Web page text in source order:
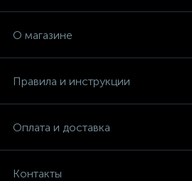
О магазине
Правила и инструкции
Оплата и доставка
Контакты